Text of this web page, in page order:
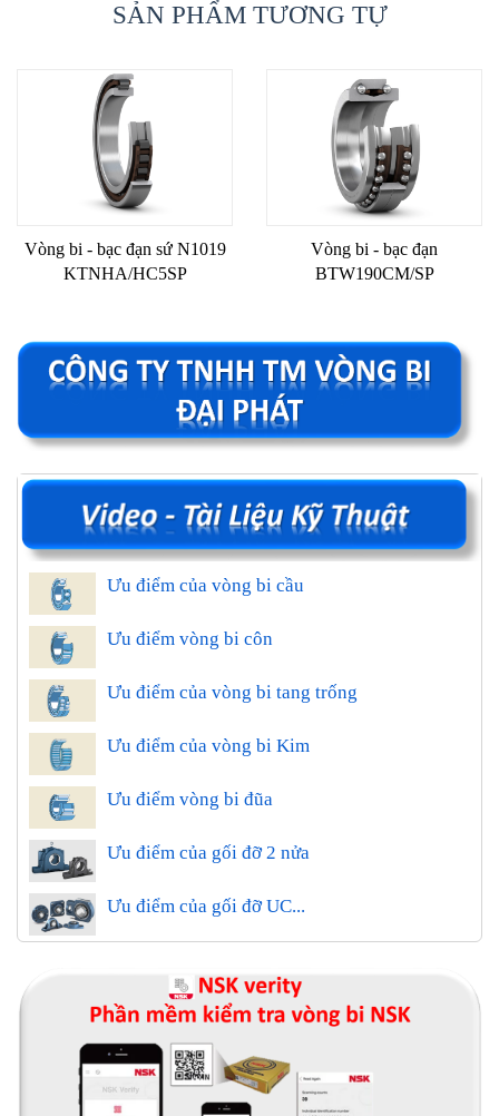
SẢN PHẨM TƯƠNG TỰ
Vòng bi - bạc đạn sứ N1019
KTNHA/HC5SP
Vòng bi - bạc đạn
BTW190CM/SP
Ưu điểm của vòng bi cầu
Ưu điểm vòng bi côn
Ưu điểm của vòng bi tang trống
Ưu điểm của vòng bi Kim
Ưu điểm vòng bi đũa
Ưu điểm của gối đỡ 2 nửa
Ưu điểm của gối đỡ UC...